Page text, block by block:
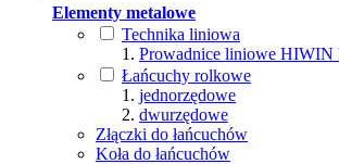
Elementy metalowe
Technika liniowa
Prowadnice liniowe HIWIN
Łańcuchy rolkowe
jednorzędowe
dwurzędowe
Złączki do łańcuchów
Koła do łańcuchów